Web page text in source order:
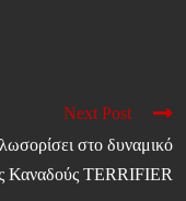
Next Post
στο δυναμικό
Καναδούς TERRIFIER